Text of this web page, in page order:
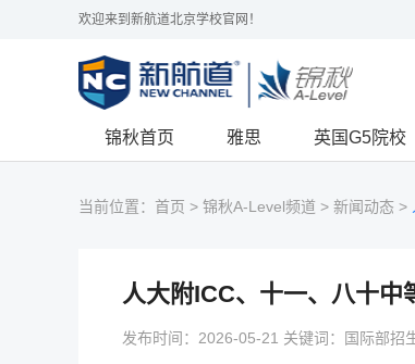
欢迎来到新航道北京学校官网！
锦秋首页 雅思 英国G5院校
当前位置： 首页 > 锦秋A-Level频道 > 新闻动态 >
人大附ICC、十一、八十中
发布时间：2026-05-21 关键词：国际部招